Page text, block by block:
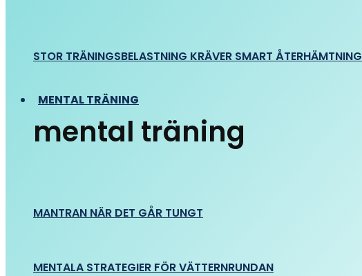
STOR TRÄNINGSBELASTNING KRÄVER SMART ÅTERHÄMTNING
MENTAL TRÄNING
mental träning
MANTRAN NÄR DET GÅR TUNGT
MENTALA STRATEGIER FÖR VÄTTERNRUNDAN